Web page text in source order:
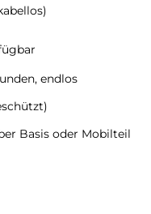
endlos
Basis oder Mobilteil